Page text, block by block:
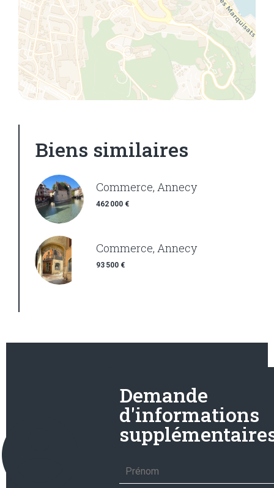
Biens similaires
Commerce, Annecy
462 000 €
Commerce, Annecy
93 500 €
Demande
d'informations